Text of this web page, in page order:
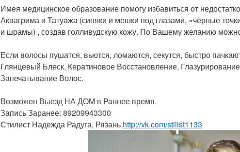
Имея медицинское образование помогу избавиться от
Аквагрима и Татуажа (синяки и мешки под глазами, «чёрные
и шрамы) , создав голливудскую кожу. По Вашему желанию
Если волосы пушатся, вьются, ломаются, секутся, быстро
Глянцевый Блеск, Кератиновое Восстановление,
Запечатывание Волос.
Возможен Выезд НА ДОМ в Раннее время.
Запись Заранее: 89209943300
Стилист Надежда Радуга, Рязань http://vk.com/stilist1133